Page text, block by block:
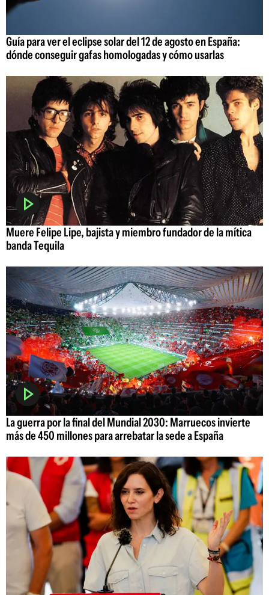
Guía para ver el eclipse solar del 12 de agosto en España:
dónde conseguir gafas homologadas y cómo usarlas
Muere Felipe Lipe, bajista y miembro fundador de la mítica
banda Tequila
La guerra por la final del Mundial 2030: Marruecos invierte
más de 450 millones para arrebatar la sede a España